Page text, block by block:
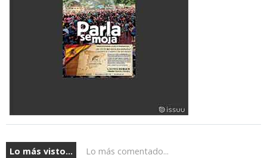
Lo más visto... Lo más comentado...